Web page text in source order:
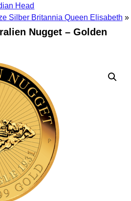
Head
Silber Britannia Queen Elisabeth »
Nugget – Golden